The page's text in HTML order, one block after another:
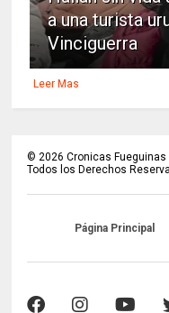
a una turista
Vinciguerra
Leer Mas
© 2026 Cronicas Fueguinas
Todos los Derechos
Página Principal